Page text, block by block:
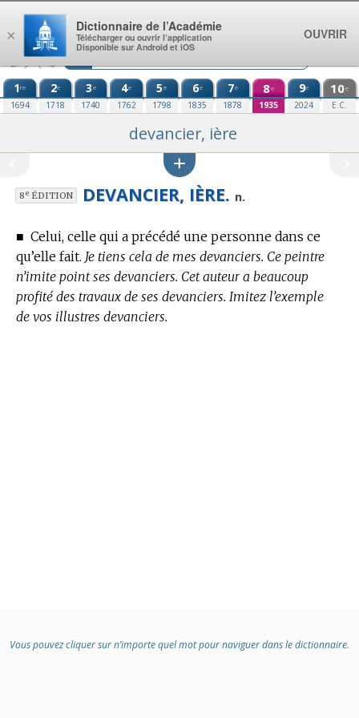
Aller au contenu
1re
1694
2e
1718
3e
1740
4e
1762
5e
1798
6e
1835
7e
1878
8e
1935
9e
2024
10e
E.C.
devancier, ière
8eÉDITION DEVANCIER, IÈRE. n.
■ Celui, celle qui a précédé une personne dans ce
qu’elle fait. Je tiens cela de mes devanciers. Ce peintre
n’imite point ses devanciers. Cet auteur a beaucoup
profité des travaux de ses devanciers. Imitez l’exemple
de vos illustres devanciers.
Vous pouvez cliquer sur n’importe quel mot pour naviguer dans le dictionnaire.
×
Dictionnaire de l’Académie
Télécharger ou ouvrir l’application
Disponible sur Android et iOS
OUVRIR